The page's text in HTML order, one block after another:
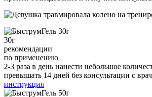
30г
рекомендации
по применению
2-3 раза в день нанести небольшое
превышать 14 дней без консультации с
инструкция